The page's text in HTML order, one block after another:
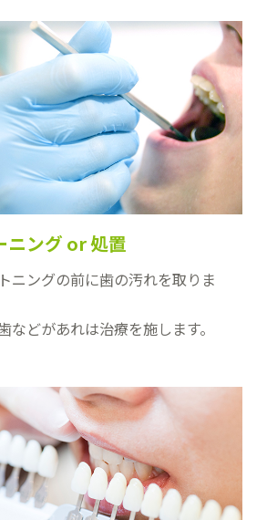
ニング or 処置
ニングの前に歯の汚れを取りま
などがあれは治療を施します。